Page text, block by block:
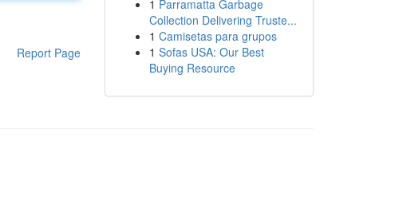
Report Page
1 Parramatta Garbage
Collection Delivering Truste...
1 Camisetas para grupos
1 Sofas USA: Our Best
Buying Resource